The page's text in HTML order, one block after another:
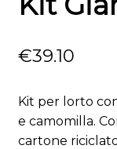
€39.10
Kit per lorto
e camomilla.
cartone